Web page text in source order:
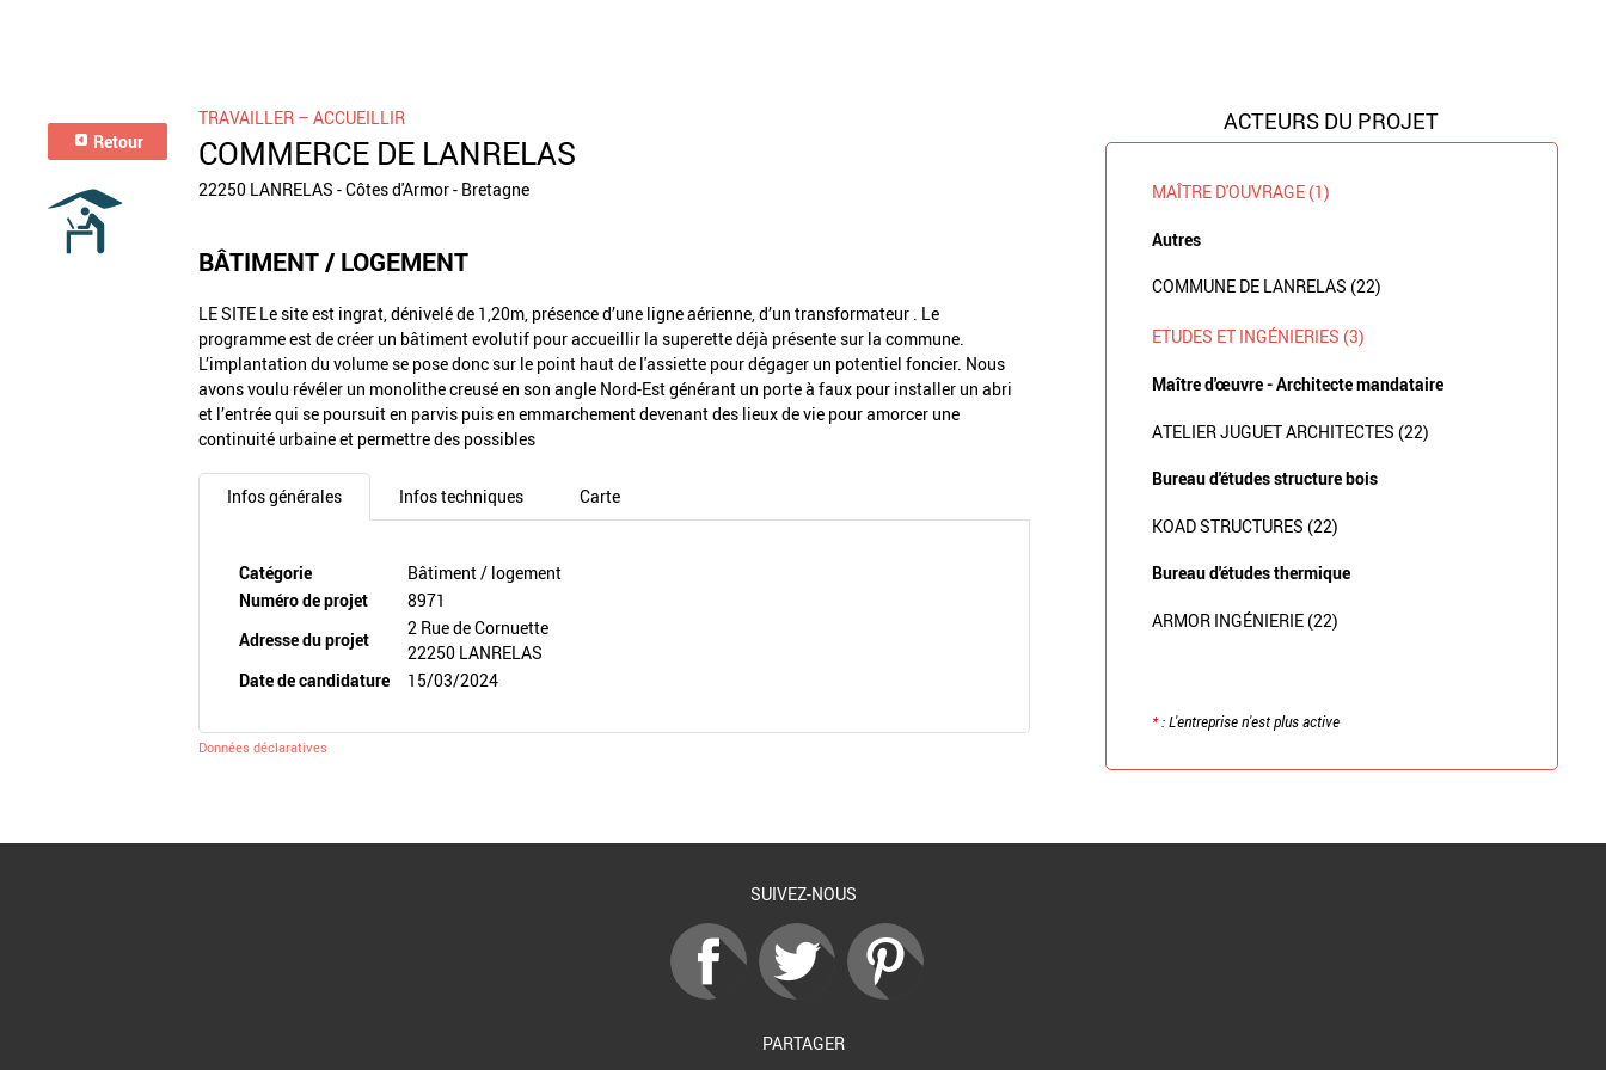
Retour
TRAVAILLER – ACCUEILLIR
COMMERCE DE LANRELAS
22250 LANRELAS - Côtes d'Armor - Bretagne
BÂTIMENT / LOGEMENT
LE SITE Le site est ingrat, dénivelé de 1,20m, présence d’une ligne aérienne, d’un transformateur . Le
programme est de créer un bâtiment evolutif pour accueillir la superette déjà présente sur la commune.
L’implantation du volume se pose donc sur le point haut de l'assiette pour dégager un potentiel foncier. Nous
avons voulu révéler un monolithe creusé en son angle Nord-Est générant un porte à faux pour installer un abri
et l’entrée qui se poursuit en parvis puis en emmarchement devenant des lieux de vie pour amorcer une
continuité urbaine et permettre des possibles
Infos générales Infos techniques Carte
Catégorie
Bâtiment / logement
Numéro de projet
8971
Adresse du projet
2 Rue de Cornuette
22250 LANRELAS
Date de candidature
15/03/2024
Données déclaratives
ACTEURS DU PROJET
MAÎTRE D'OUVRAGE (1)
Autres
COMMUNE DE LANRELAS (22)
ETUDES ET INGÉNIERIES (3)
Maître d'œuvre - Architecte mandataire
ATELIER JUGUET ARCHITECTES (22)
Bureau d'études structure bois
KOAD STRUCTURES (22)
Bureau d'études thermique
ARMOR INGÉNIERIE (22)
*: L'entreprise n'est plus active
SUIVEZ-NOUS
PARTAGER